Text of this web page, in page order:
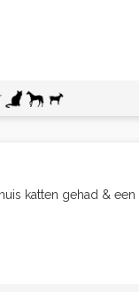
katten gehad &